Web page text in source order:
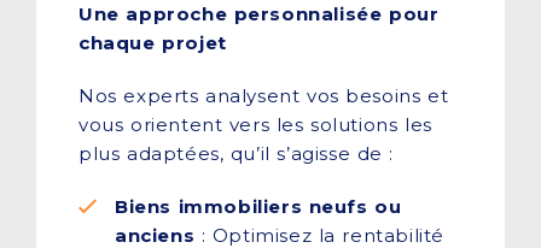
Une approche personnalisée pour
chaque projet
Nos experts analysent vos besoins et
vous orientent vers les solutions les
plus adaptées, qu’il s’agisse de :
Biens immobiliers neufs ou
anciens : Optimisez la rentabilité